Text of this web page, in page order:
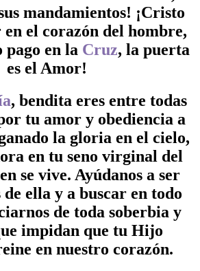
mandamientos! ¡Cristo
en el corazón del hombre,
en la Cruz, la puerta
es el Amor!
, bendita eres entre todas
tu amor y obediencia a
la gloria en el cielo,
en tu seno virginal del
se vive. Ayúdanos a ser
ella y a buscar en todo
de toda soberbia y
impidan que tu Hijo
en nuestro corazón.